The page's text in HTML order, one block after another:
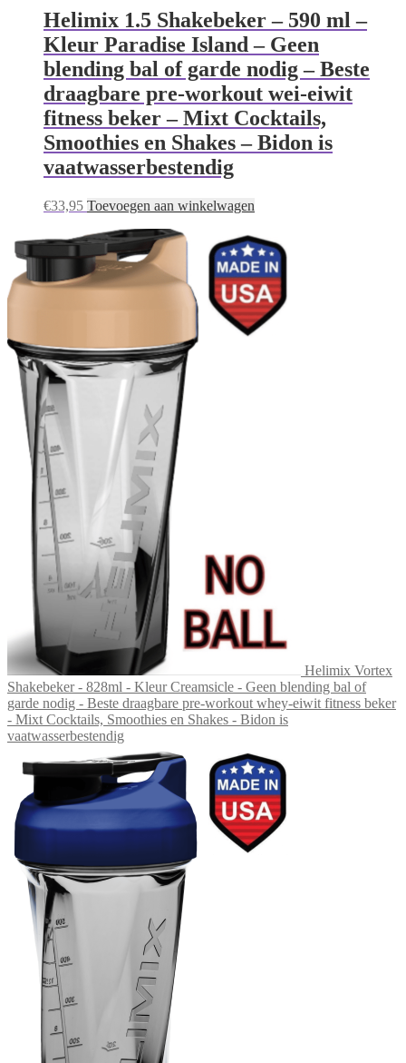
Helimix 1.5 Shakebeker – 590 ml –
Kleur Paradise Island – Geen
blending bal of garde nodig – Beste
draagbare pre-workout wei-eiwit
fitness beker – Mixt Cocktails,
Smoothies en Shakes – Bidon is
vaatwasserbestendig
€33,95 Toevoegen aan winkelwagen
Helimix Vortex
Shakebeker - 828ml - Kleur Creamsicle - Geen blending bal of
garde nodig - Beste draagbare pre-workout whey-eiwit fitness beker
- Mixt Cocktails, Smoothies en Shakes - Bidon is
vaatwasserbestendig